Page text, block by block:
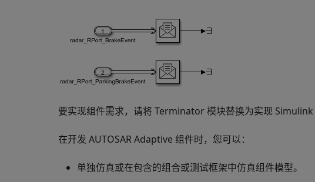
要实现组件需求，请将 Terminator 模块替换为实现 Simulink
在开发 AUTOSAR Adaptive 组件时，您可以：
单独仿真或在包含的组合或测试框架中仿真组件模型。